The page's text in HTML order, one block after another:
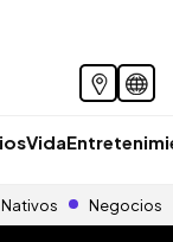
Vida
Nativos Negocios